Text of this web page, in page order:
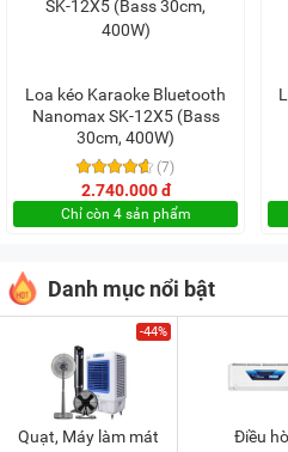
Loa kéo Karaoke Bluetooth
Nanomax SK-12X5 (Bass
30cm, 400W)
(7)
2.740.000 đ
Chỉ còn 4 sản phẩm
Danh mục nổi bật
-44%
Quạt, Máy làm mát Điều